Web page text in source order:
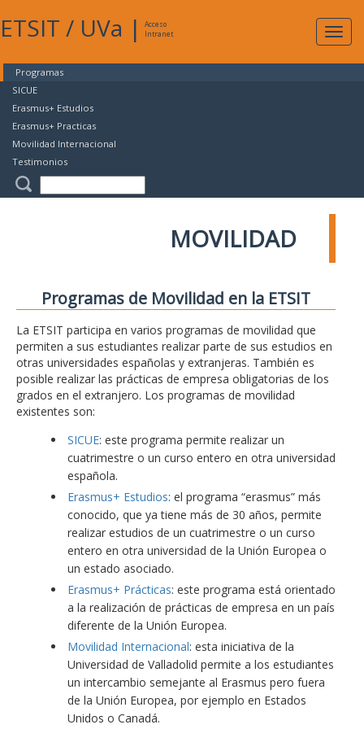
ETSIT / UVa |
Acceso
Intranet
Programas
SICUE
Erasmus+ Estudios
Erasmus+ Practicas
Movilidad Internacional
Testimonios
MOVILIDAD
Programas de Movilidad en la ETSIT
La ETSIT participa en varios programas de movilidad que
permiten a sus estudiantes realizar parte de sus estudios en
otras universidades españolas y extranjeras. También es
posible realizar las prácticas de empresa obligatorias de los
grados en el extranjero. Los programas de movilidad
existentes son:
SICUE: este programa permite realizar un
cuatrimestre o un curso entero en otra universidad
española.
Erasmus+ Estudios: el programa “erasmus” más
conocido, que ya tiene más de 30 años, permite
realizar estudios de un cuatrimestre o un curso
entero en otra universidad de la Unión Europea o
un estado asociado.
Erasmus+ Prácticas: este programa está orientado
a la realización de prácticas de empresa en un país
diferente de la Unión Europea.
Movilidad Internacional: esta iniciativa de la
Universidad de Valladolid permite a los estudiantes
un intercambio semejante al Erasmus pero fuera
de la Unión Europea, por ejemplo en Estados
Unidos o Canadá.